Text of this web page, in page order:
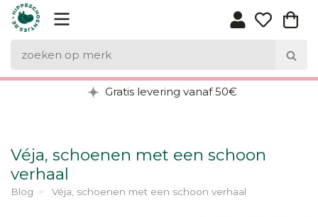
Gratis levering vanaf 50€
Véja, schoenen met een schoon
verhaal
Blog Véja, schoenen met een schoon verhaal